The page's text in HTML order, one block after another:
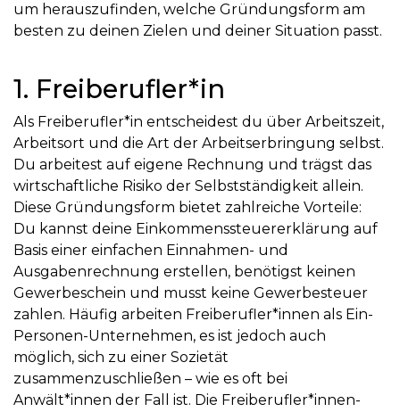
um herauszufinden, welche Gründungsform am
besten zu deinen Zielen und deiner Situation passt.
1. Freiberufler*in
Als Freiberufler*in entscheidest du über Arbeitszeit,
Arbeitsort und die Art der Arbeitserbringung selbst.
Du arbeitest auf eigene Rechnung und trägst das
wirtschaftliche Risiko der Selbstständigkeit allein.
Diese Gründungsform bietet zahlreiche Vorteile:
Du kannst deine Einkommenssteuererklärung auf
Basis einer einfachen Einnahmen- und
Ausgabenrechnung erstellen, benötigst keinen
Gewerbeschein und musst keine Gewerbesteuer
zahlen. Häufig arbeiten Freiberufler*innen als Ein-
Personen-Unternehmen, es ist jedoch auch
möglich, sich zu einer Sozietät
zusammenzuschließen – wie es oft bei
Anwält*innen der Fall ist. Die Freiberufler*innen-